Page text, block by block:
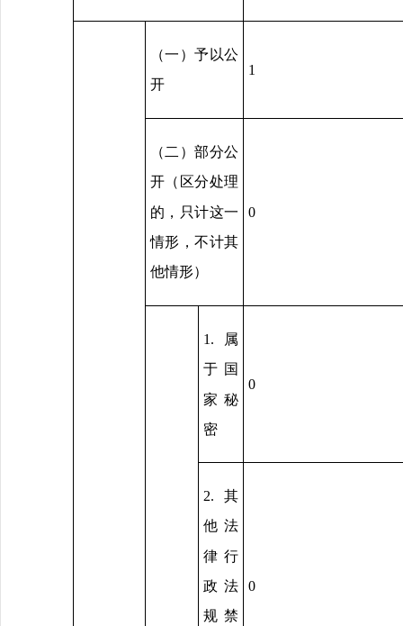
（一）予以公
开
1
（二）部分公
开（区分处理
的，只计这一
情形，不计其
他情形）
0
1.属
于国
家秘
密
0
2.其
他法
律行
政法
规禁
0